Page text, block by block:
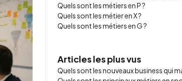
Quels sont les métiers en P ?
Quels sont les métier en X ?
Quels sont les métiers en G ?
Articles les plus vus
Quels sont les nouveaux business qui